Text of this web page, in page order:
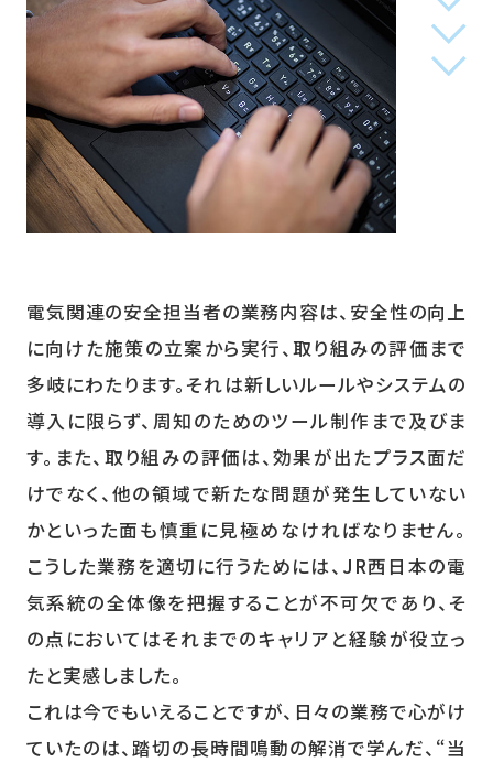
電気関連の安全担当者の業務内容は、安全性の向上
に向けた施策の立案から実行、取り組みの評価まで
多岐にわたります。それは新しいルールやシステムの
導入に限らず、周知のためのツール制作まで及びま
す。また、取り組みの評価は、効果が出たプラス面だ
けでなく、他の領域で新たな問題が発生していない
かといった面も慎重に見極めなければなりません。
こうした業務を適切に行うためには、JR西日本の電
気系統の全体像を把握することが不可欠であり、そ
の点においてはそれまでのキャリアと経験が役立っ
たと実感しました。
これは今でもいえることですが、日々の業務で心がけ
ていたのは、踏切の長時間鳴動の解消で学んだ、“当